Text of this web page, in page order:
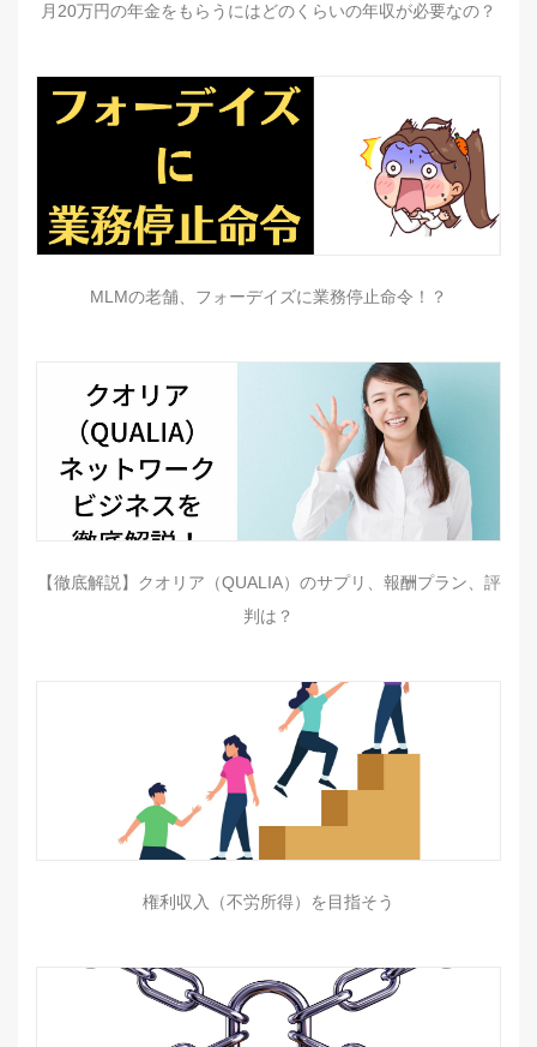
月20万円の年金をもらうにはどのくらいの年収が必要なの？
MLMの老舗、フォーデイズに業務停止命令！？
【徹底解説】クオリア（QUALIA）のサプリ、報酬プラン、評
判は？
権利収入（不労所得）を目指そう